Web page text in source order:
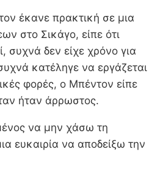
έκανε πρακτική σε μια
στο Σικάγο, είπε ότι
συχνά δεν είχε χρόνο για
κατέληγε να εργάζεται
φορές, ο Μπέντον είπε
ήταν άρρωστος.
να μην χάσω τη
ευκαιρία να αποδείξω την